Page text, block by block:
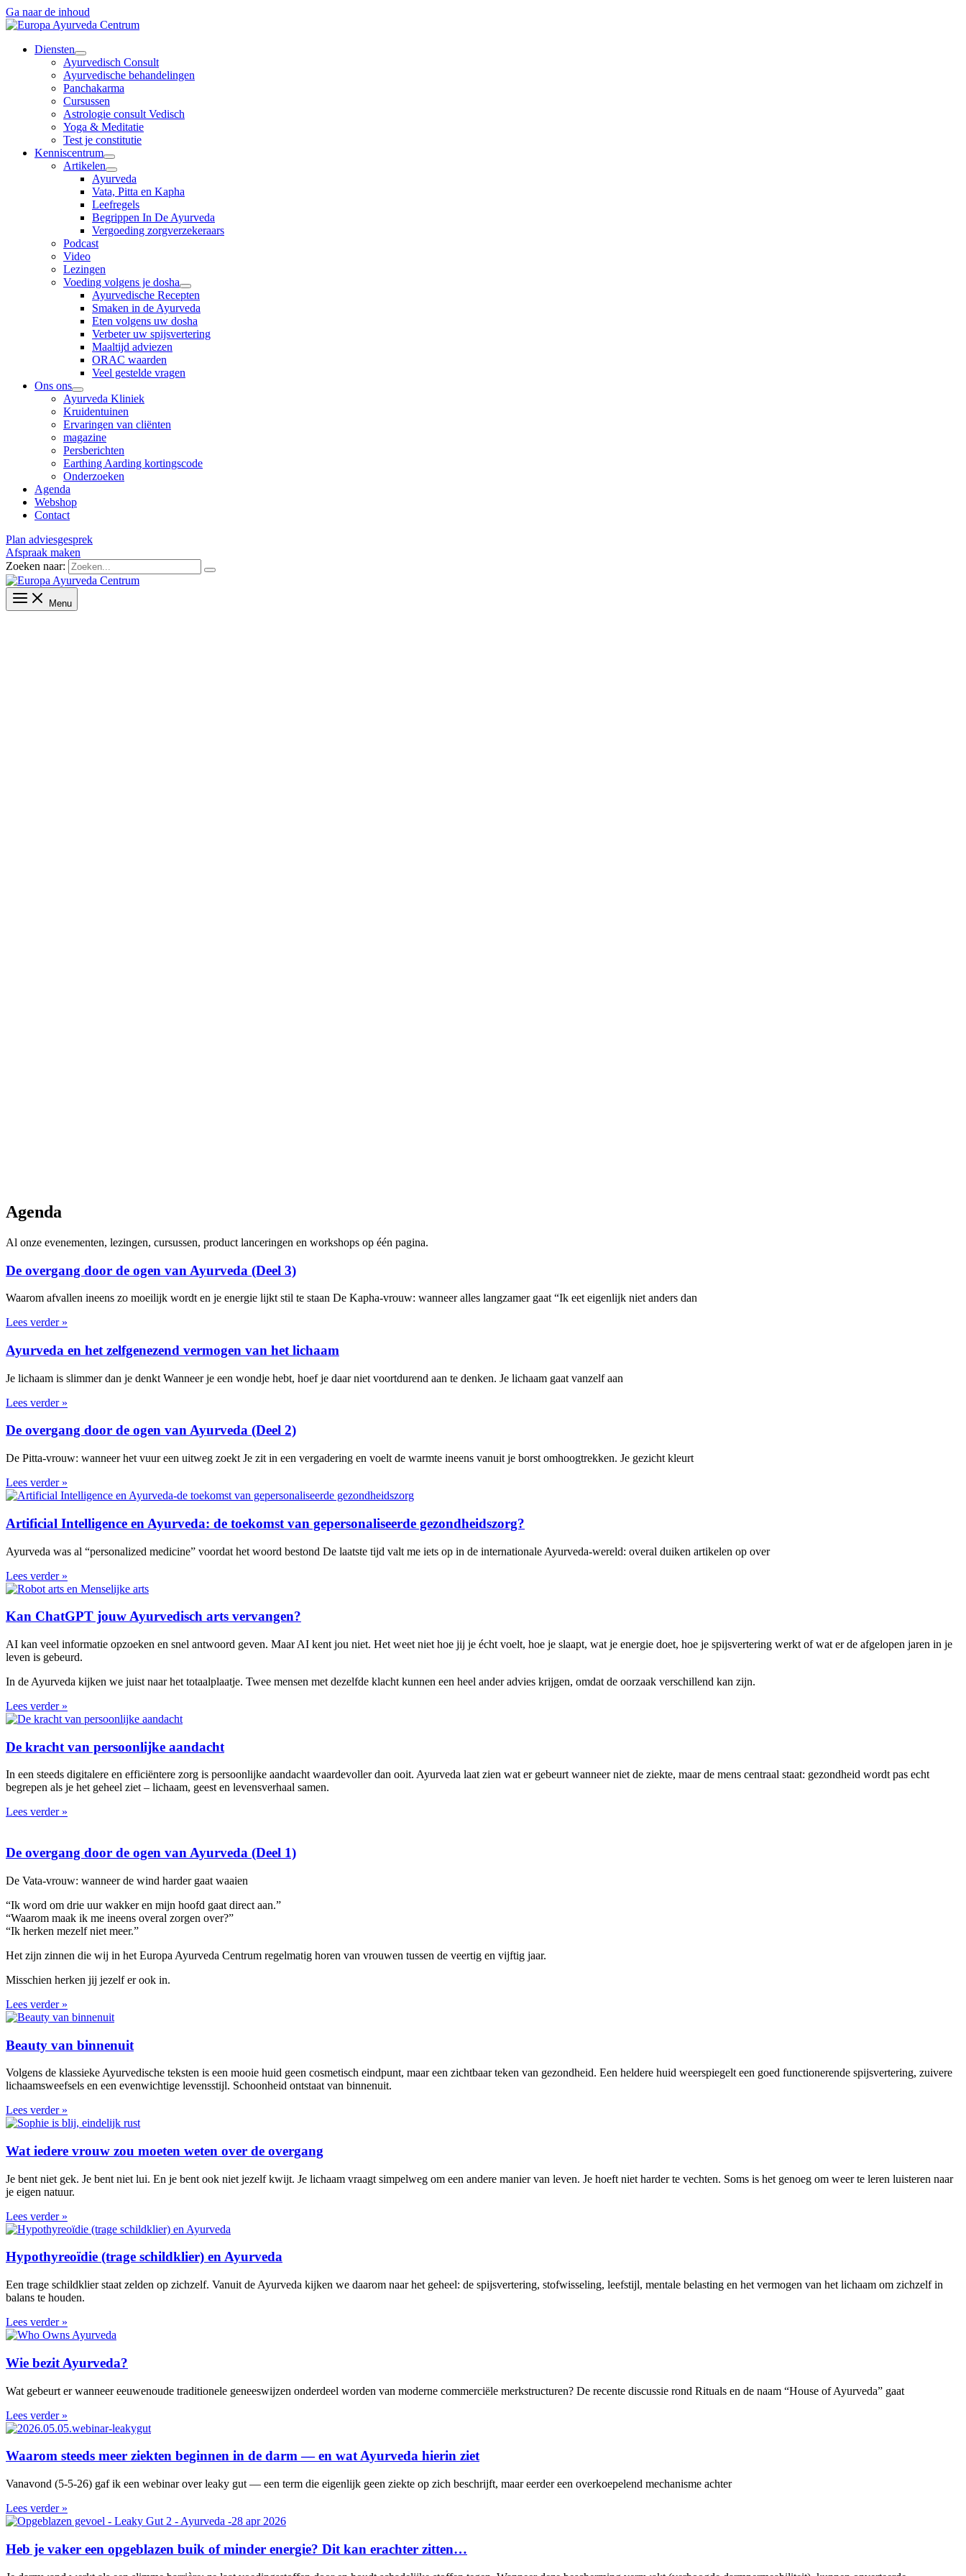
Ga naar de inhoud
Diensten
Ayurvedisch Consult
Ayurvedische behandelingen
Panchakarma
Cursussen
Astrologie consult Vedisch
Yoga & Meditatie
Test je constitutie
Kenniscentrum
Artikelen
Ayurveda
Vata, Pitta en Kapha
Leefregels
Begrippen In De Ayurveda
Vergoeding zorgverzekeraars
Podcast
Video
Lezingen
Voeding volgens je dosha
Ayurvedische Recepten
Smaken in de Ayurveda
Eten volgens uw dosha
Verbeter uw spijsvertering
Maaltijd adviezen
ORAC waarden
Veel gestelde vragen
Ons ons
Ayurveda Kliniek
Kruidentuinen
Ervaringen van cliënten
magazine
Persberichten
Earthing Aarding kortingscode
Onderzoeken
Agenda
Webshop
Contact
Plan adviesgesprek
Afspraak maken
Zoeken naar:
Menu
Agenda
Al onze evenementen, lezingen, cursussen, product lanceringen en workshops op één pagina.
De overgang door de ogen van Ayurveda (Deel 3)
Waarom afvallen ineens zo moeilijk wordt en je energie lijkt stil te staan De Kapha-vrouw: wanneer alles langzamer gaat “Ik eet eigenlijk niet anders dan
Lees verder »
Ayurveda en het zelfgenezend vermogen van het lichaam
Je lichaam is slimmer dan je denkt Wanneer je een wondje hebt, hoef je daar niet voortdurend aan te denken. Je lichaam gaat vanzelf aan
Lees verder »
De overgang door de ogen van Ayurveda (Deel 2)
De Pitta-vrouw: wanneer het vuur een uitweg zoekt Je zit in een vergadering en voelt de warmte ineens vanuit je borst omhoogtrekken. Je gezicht kleurt
Lees verder »
Artificial Intelligence en Ayurveda: de toekomst van gepersonaliseerde gezondheidszorg?
Ayurveda was al “personalized medicine” voordat het woord bestond De laatste tijd valt me iets op in de internationale Ayurveda-wereld: overal duiken artikelen op over
Lees verder »
Kan ChatGPT jouw Ayurvedisch arts vervangen?
AI kan veel informatie opzoeken en snel antwoord geven. Maar AI kent jou niet. Het weet niet hoe jij je écht voelt, hoe je slaapt, wat je energie doet, hoe je spijsvertering werkt of wat er de afgelopen jaren in je
leven is gebeurd.
In de Ayurveda kijken we juist naar het totaalplaatje. Twee mensen met dezelfde klacht kunnen een heel ander advies krijgen, omdat de oorzaak verschillend kan zijn.
Lees verder »
De kracht van persoonlijke aandacht
In een steeds digitalere en efficiëntere zorg is persoonlijke aandacht waardevoller dan ooit. Ayurveda laat zien wat er gebeurt wanneer niet de ziekte, maar de mens centraal staat: gezondheid wordt pas echt
begrepen als je het geheel ziet – lichaam, geest en levensverhaal samen.
Lees verder »
De overgang door de ogen van Ayurveda (Deel 1)
De Vata-vrouw: wanneer de wind harder gaat waaien
“Ik word om drie uur wakker en mijn hoofd gaat direct aan.”
“Waarom maak ik me ineens overal zorgen over?”
“Ik herken mezelf niet meer.”
Het zijn zinnen die wij in het Europa Ayurveda Centrum regelmatig horen van vrouwen tussen de veertig en vijftig jaar.
Misschien herken jij jezelf er ook in.
Lees verder »
Beauty van binnenuit
Volgens de klassieke Ayurvedische teksten is een mooie huid geen cosmetisch eindpunt, maar een zichtbaar teken van gezondheid. Een heldere huid weerspiegelt een goed functionerende spijsvertering, zuivere
lichaamsweefsels en een evenwichtige levensstijl. Schoonheid ontstaat van binnenuit.
Lees verder »
Wat iedere vrouw zou moeten weten over de overgang
Je bent niet gek. Je bent niet lui. En je bent ook niet jezelf kwijt. Je lichaam vraagt simpelweg om een andere manier van leven. Je hoeft niet harder te vechten. Soms is het genoeg om weer te leren luisteren naar
je eigen natuur.
Lees verder »
Hypothyreoïdie (trage schildklier) en Ayurveda
Een trage schildklier staat zelden op zichzelf. Vanuit de Ayurveda kijken we daarom naar het geheel: de spijsvertering, stofwisseling, leefstijl, mentale belasting en het vermogen van het lichaam om zichzelf in
balans te houden.
Lees verder »
Wie bezit Ayurveda?
Wat gebeurt er wanneer eeuwenoude traditionele geneeswijzen onderdeel worden van moderne commerciële merkstructuren? De recente discussie rond Rituals en de naam “House of Ayurveda” gaat
Lees verder »
Waarom steeds meer ziekten beginnen in de darm — en wat Ayurveda hierin ziet
Vanavond (5-5-26) gaf ik een webinar over leaky gut — een term die eigenlijk geen ziekte op zich beschrijft, maar eerder een overkoepelend mechanisme achter
Lees verder »
Heb je vaker een opgeblazen buik of minder energie? Dit kan erachter zitten…